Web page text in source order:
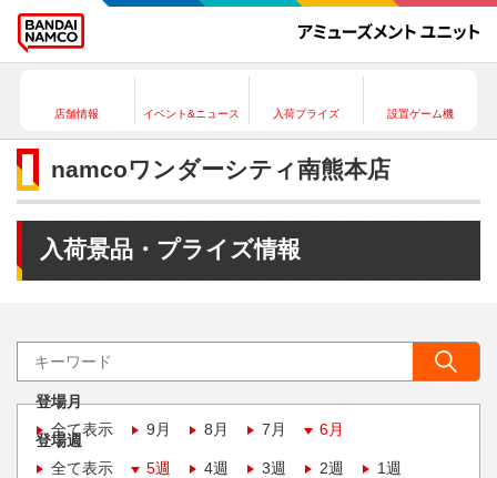
店舗情報 イベント&ニュース 入荷プライズ 設置ゲーム機
namcoワンダーシティ南熊本店
入荷景品・プライズ情報
登場月
全て表示
9月 8月 7月 6月
登場週
全て表示
5週 4週 3週 2週 1週